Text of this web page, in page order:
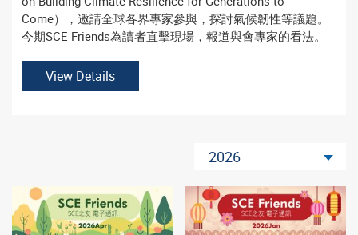
Come），邀請全球各界專家參與，探討氣候韌性等議題。
今期SCE Friends為讀者直擊現場，報道與會專家的看法。
View Details
2026